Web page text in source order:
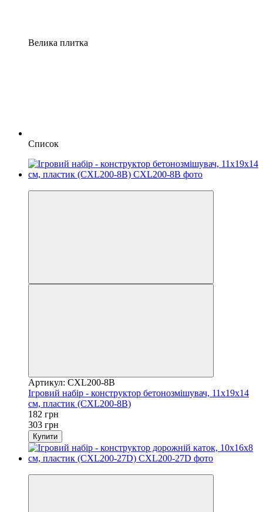
Велика плитка
Список
Артикул: CXL200-8B
Ігровий набір - конструктор бетонозмішувач, 11x19x14
см, пластик (CXL200-8B)
182 грн
303 грн
Купити